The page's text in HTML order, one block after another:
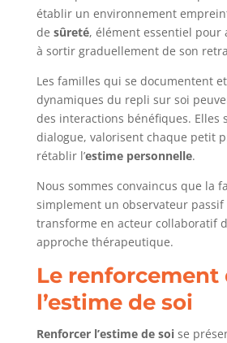
établir un environnement
de sûreté, élément essentiel pour
à sortir graduellement de son
Les familles qui se documentent
dynamiques du repli sur soi
des interactions bénéfiques. Elles
dialogue, valorisent chaque petit
rétablir l’estime personnelle.
Nous sommes convaincus que la
simplement un observateur passif
transforme en acteur collaboratif
approche thérapeutique.
Le renforcement
l’estime de soi
Renforcer l’estime de soise